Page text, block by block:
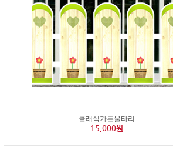
클래식가든울타리
15,000원